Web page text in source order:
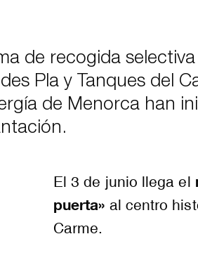
de recogida
Pla y Tanques del
de Menorca han
El 3 de junio llega el
puerta» al centro
Carme.